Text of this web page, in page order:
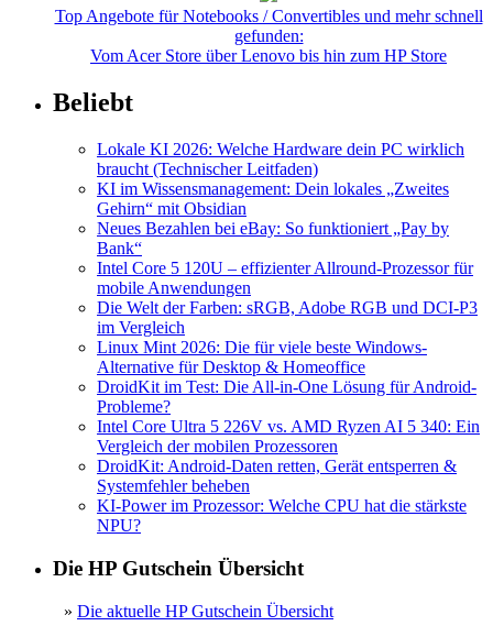
Top Angebote für Notebooks / Convertibles und mehr schnell
gefunden:
Vom Acer Store über Lenovo bis hin zum HP Store
Beliebt
Lokale KI 2026: Welche Hardware dein PC wirklich
braucht (Technischer Leitfaden)
KI im Wissensmanagement: Dein lokales „Zweites
Gehirn“ mit Obsidian
Neues Bezahlen bei eBay: So funktioniert „Pay by
Bank“
Intel Core 5 120U – effizienter Allround-Prozessor für
mobile Anwendungen
Die Welt der Farben: sRGB, Adobe RGB und DCI-P3
im Vergleich
Linux Mint 2026: Die für viele beste Windows-
Alternative für Desktop & Homeoffice
DroidKit im Test: Die All-in-One Lösung für Android-
Probleme?
Intel Core Ultra 5 226V vs. AMD Ryzen AI 5 340: Ein
Vergleich der mobilen Prozessoren
DroidKit: Android-Daten retten, Gerät entsperren &
Systemfehler beheben
KI-Power im Prozessor: Welche CPU hat die stärkste
NPU?
Die HP Gutschein Übersicht
» Die aktuelle HP Gutschein Übersicht